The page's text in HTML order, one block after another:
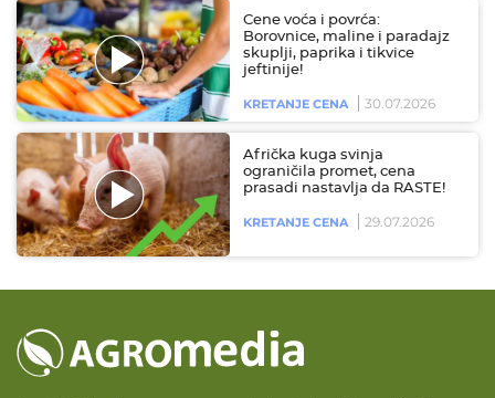
Cene voća i povrća:
Borovnice, maline i paradajz
skuplji, paprika i tikvice
jeftinije!
KRETANJE CENA 30.07.2026
Afrička kuga svinja
ograničila promet, cena
prasadi nastavlja da RASTE!
KRETANJE CENA 29.07.2026